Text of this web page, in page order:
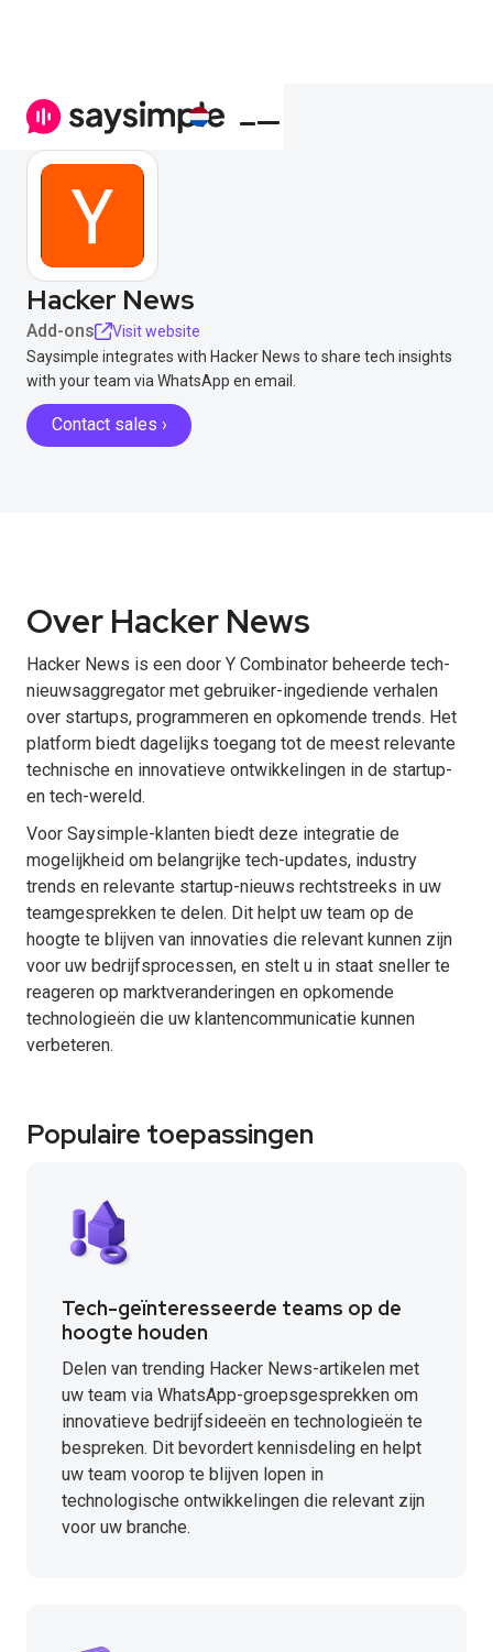
Hacker News
Add-ons
Visit website
Saysimple integrates with Hacker News to share tech insights
with your team via WhatsApp en email.
Contact sales ›
Over Hacker News
Hacker News is een door Y Combinator beheerde tech-
nieuwsaggregator met gebruiker-ingediende verhalen
over startups, programmeren en opkomende trends. Het
platform biedt dagelijks toegang tot de meest relevante
technische en innovatieve ontwikkelingen in de startup-
en tech-wereld.
Voor Saysimple-klanten biedt deze integratie de
mogelijkheid om belangrijke tech-updates, industry
trends en relevante startup-nieuws rechtstreeks in uw
teamgesprekken te delen. Dit helpt uw team op de
hoogte te blijven van innovaties die relevant kunnen zijn
voor uw bedrijfsprocessen, en stelt u in staat sneller te
reageren op marktveranderingen en opkomende
technologieën die uw klantencommunicatie kunnen
verbeteren.
Populaire toepassingen
Tech-geïnteresseerde teams op de
hoogte houden
Delen van trending Hacker News-artikelen met
uw team via WhatsApp-groepsgesprekken om
innovatieve bedrijfsideeën en technologieën te
bespreken. Dit bevordert kennisdeling en helpt
uw team voorop te blijven lopen in
technologische ontwikkelingen die relevant zijn
voor uw branche.